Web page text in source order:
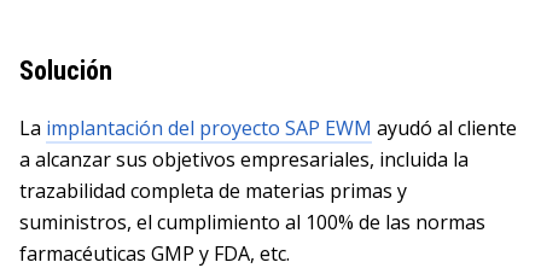
Solución
La implantación del proyecto SAP EWM ayudó al cliente
a alcanzar sus objetivos empresariales, incluida la
trazabilidad completa de materias primas y
suministros, el cumplimiento al 100% de las normas
farmacéuticas GMP y FDA, etc.